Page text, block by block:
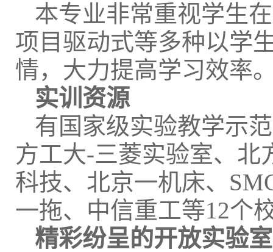
本专业非常重视学生
项目驱动式等多种以学
情，大力提高学习效率
实训资源
有国家级实验教学示
方工大-三菱实验室、北
科技、北京一机床、
一拖、中信重工等12个
精彩纷呈的开放实验室